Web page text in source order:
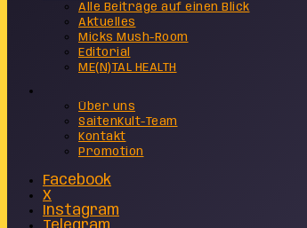
Alle Beiträge auf einen Blick
Aktuelles
Micks Mush-Room
Editorial
ME(N)TAL HEALTH
Über uns
SaitenKult-Team
Kontakt
Promotion
Facebook
X
Instagram